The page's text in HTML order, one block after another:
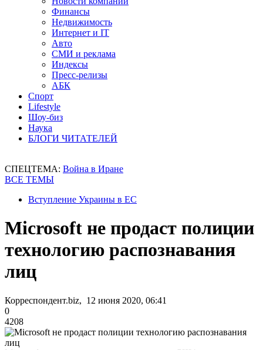
Финансы
Недвижимость
Интернет и IT
Авто
СМИ и реклама
Индексы
Пресс-релизы
АБК
Спорт
Lifestyle
Шоу-биз
Наука
БЛОГИ ЧИТАТЕЛЕЙ
СПЕЦТЕМА: Война в Иране
ВСЕ ТЕМЫ
Вступление Украины в ЕС
Microsoft не продаст полиции
технологию распознавания
лиц
Корреспондент.biz, 12 июня 2020, 06:41
0
4208